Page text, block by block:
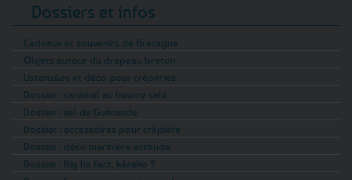
Dossiers et infos
Cadeaux et souvenirs de Bretagne
Objets autour du drapeau breton
Ustensiles et déco pour crêperies
Dossier : caramel au beurre salé
Dossier : sel de Guérande
Dossier : accessoires pour crêpière
Dossier : déco marinière attitude
Dossier : Kig ha Farz, kézako ?